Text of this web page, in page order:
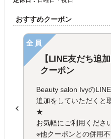
おすすめクーポン
全員
【LINE友だち追
クーポン
Beauty salon Ivyの
追加をしていただくと
★
お気軽にご利用くださ
※他クーポンとの併用